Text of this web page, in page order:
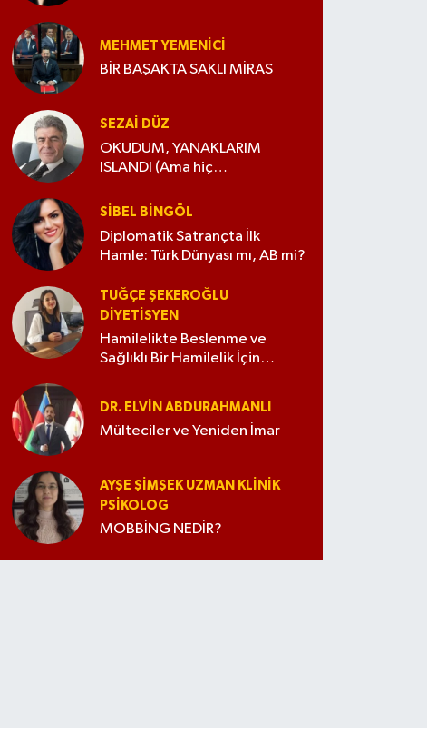
MEHMET YEMENICI
BİR BAŞAKTA SAKLI MİRAS
SEZAI DÜZ
OKUDUM, YANAKLARIM
ISLANDI (Ama hiç
SIBEL BINGÖL
Diplomatik Satrançta İlk
Hamle: Türk Dünyası mı, AB mi?
TUĞÇE ŞEKEROĞLU
DIYETISYEN
Hamilelikte Beslenme ve
Sağlıklı Bir Hamilelik İçin
DR. ELVIN ABDURAHMANLI
Mülteciler ve Yeniden İmar
AYŞE ŞIMŞEK UZMAN KLINIK
PSIKOLOG
MOBBİNG NEDİR?